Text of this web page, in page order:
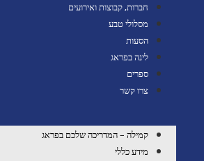
חברות, קבוצות ואירועים
מסלולי טבע
הסעות
לינה בפראג
ספרים
צרו קשר
קמילה – המדריכה שלכם בפראג
מידע כללי